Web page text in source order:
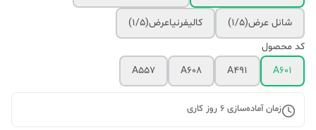
شانل عرض(۱/۵)
کالیفرنیاعرض(۱/۵)
کد محصول
A601
A491
A608
A557
زمان آماده‌سازی 6 روز کاری